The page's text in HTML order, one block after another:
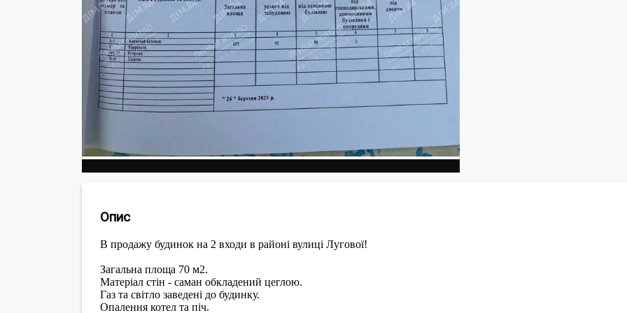
Опис
В продажу будинок на 2 входи в районі вулиці Лугової!
Загальна площа 70 м2.
Матеріал стін - саман обкладений цеглою.
Газ та світло заведені до будинку.
Опалення котел та піч.